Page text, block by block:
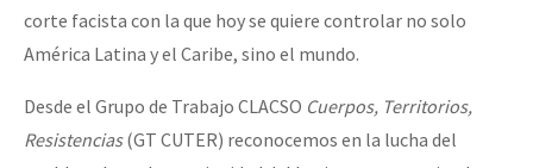
corte facista con la que hoy se quiere controlar no solo
América Latina y el Caribe, sino el mundo.
Desde el Grupo de Trabajo CLACSO Cuerpos, Territorios,
Resistencias(GT CUTER) reconocemos en la lucha del